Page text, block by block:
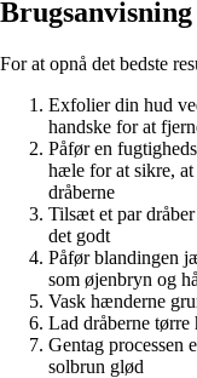
Brugsanvisning
For at opnå det bedste
Exfolier din hud
handske for at
Påfør en
hæle for at sikre, at
dråberne
Tilsæt et par
det godt
Påfør blandingen
som øjenbryn og
Vask hænderne
Lad dråberne
Gentag processen
solbrun glød